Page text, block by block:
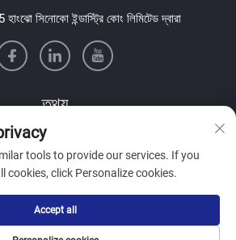
সিনোকো ইন্ডাস্ট্রি কোং লিমিটেড দ্বারা
তথ্য
নিউজলেটার পেতে সাইন আপ করুন
জমা দিন
tools to provide our services. If you
cookies, click Personalize cookies.
Accept all